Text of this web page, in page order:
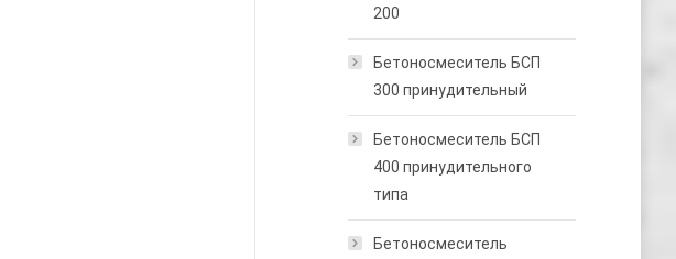
200
Бетоносмеситель БСП
300 принудительный
Бетоносмеситель БСП
400 принудительного
типа
Бетоносмеситель